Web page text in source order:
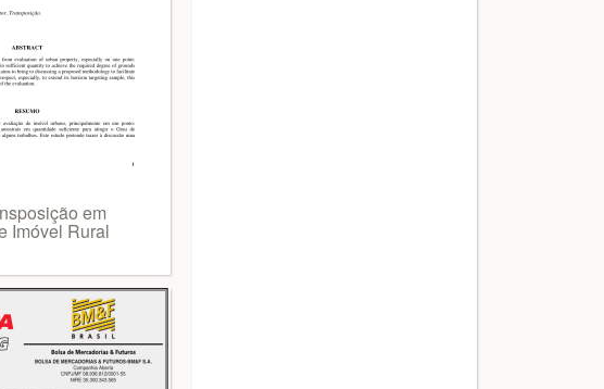
em
Imóvel Rural